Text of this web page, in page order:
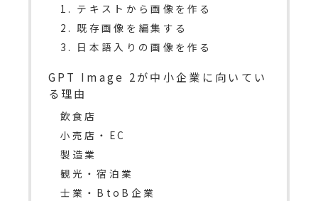
1. テキストから画像を作る
2. 既存画像を編集する
3. 日本語入りの画像を作る
GPT Image 2が中小企業に向いてい
る理由
飲食店
小売店・EC
製造業
観光・宿泊業
士業・BtoB企業